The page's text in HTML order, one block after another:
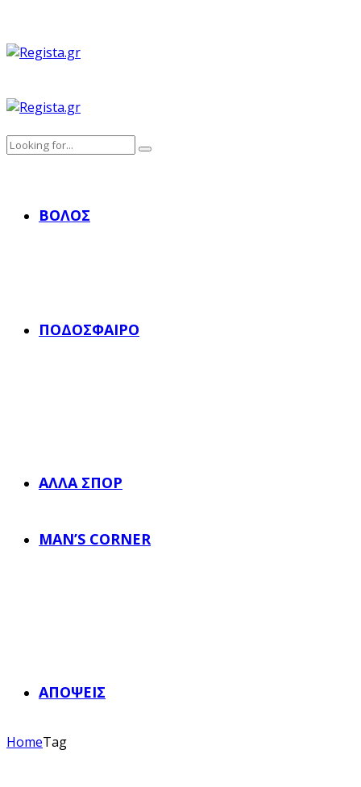
ΒΌΛΟΣ
ΠΟΔΌΣΦΑΙΡΟ
ΆΛΛΑ ΣΠΟΡ
MAN’S CORNER
ΑΠΌΨΕΙΣ
HomeTag